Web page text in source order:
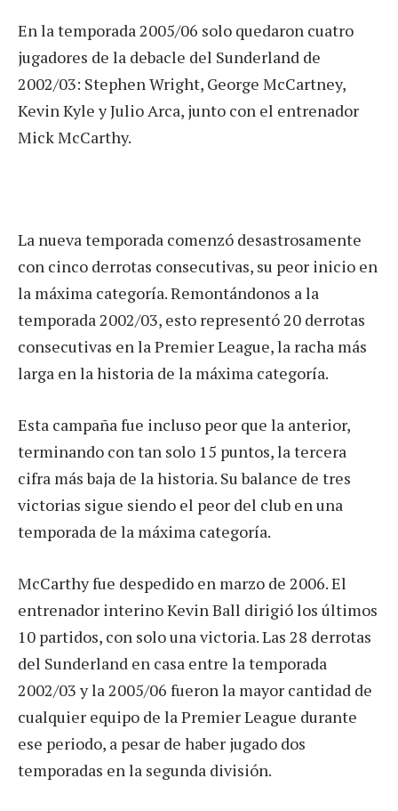
En la temporada 2005/06 solo quedaron cuatro
jugadores de la debacle del Sunderland de
2002/03: Stephen Wright, George McCartney,
Kevin Kyle y Julio Arca, junto con el entrenador
Mick McCarthy.
La nueva temporada comenzó desastrosamente
con cinco derrotas consecutivas, su peor inicio en
la máxima categoría. Remontándonos a la
temporada 2002/03, esto representó 20 derrotas
consecutivas en la Premier League, la racha más
larga en la historia de la máxima categoría.
Esta campaña fue incluso peor que la anterior,
terminando con tan solo 15 puntos, la tercera
cifra más baja de la historia. Su balance de tres
victorias sigue siendo el peor del club en una
temporada de la máxima categoría.
McCarthy fue despedido en marzo de 2006. El
entrenador interino Kevin Ball dirigió los últimos
10 partidos, con solo una victoria. Las 28 derrotas
del Sunderland en casa entre la temporada
2002/03 y la 2005/06 fueron la mayor cantidad de
cualquier equipo de la Premier League durante
ese periodo, a pesar de haber jugado dos
temporadas en la segunda división.